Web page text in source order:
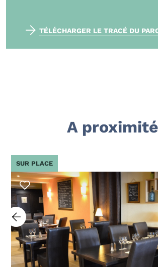
TÉLÉCHARGER LE TRACÉ DU
A proximité
SUR PLACE